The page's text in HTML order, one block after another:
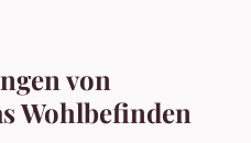
von
Wohlbefinden